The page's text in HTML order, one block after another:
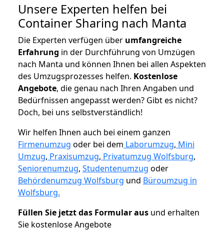
Unsere Experten helfen bei
Container Sharing nach Manta
Die Experten verfügen über umfangreiche
Erfahrung in der Durchführung von Umzügen
nach Manta und können Ihnen bei allen Aspekten
des Umzugsprozesses helfen. Kostenlose
Angebote, die genau nach Ihren Angaben und
Bedürfnissen angepasst werden? Gibt es nicht?
Doch, bei uns selbstverständlich!
Wir helfen Ihnen auch bei einem ganzen
Firmenumzug oder bei dem Laborumzug, Mini
Umzug, Praxisumzug, Privatumzug Wolfsburg,
Seniorenumzug, Studentenumzug oder
Behördenumzug Wolfsburg und Büroumzug in
Wolfsburg.
Füllen Sie jetzt das Formular aus und erhalten
Sie kostenlose Angebote